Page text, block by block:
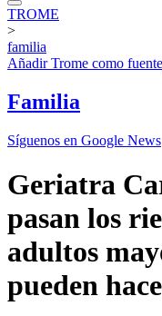
TROME
>
familia
AñadirTrome como
Familia
Síguenos en Google News
Geriatra
pasan los
adultos
pueden